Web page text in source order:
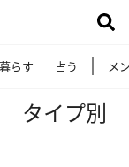
暮らす 占う メ
タイプ別